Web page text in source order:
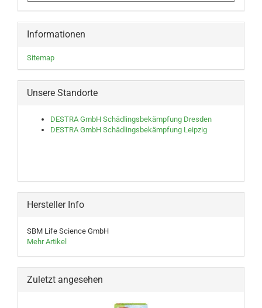
Informationen
Sitemap
Unsere Standorte
DESTRA GmbH Schädlingsbekämpfung Dresden
DESTRA GmbH Schädlingsbekämpfung Leipzig
Hersteller Info
SBM Life Science GmbH
Mehr Artikel
Zuletzt angesehen